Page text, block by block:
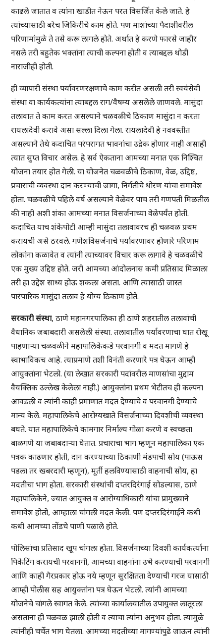
काढले जातात व त्यांना खाडीत नेऊन परत विसर्जित केले जाते. हे
त्यांच्यासाठी बरेच जिकिरीचे काम होते. पण माशांच्या पैदाशीवरील
परिणामांमुळे ते तसे करू लागले होते. अर्थात हे करणे फारसे जाहीर
नसले तरी बहुतेक भक्तांना त्याची कल्पना होती व त्याबद्दल थोडी
नाराजीही होती.
ही व्यापारी संस्था पर्यावरणरक्षणाचे काम करीत असली तरी स्वयंसेवी
संस्था वा कार्यकत्यांना त्याबद्दल राग/वैषम्य असलेले जाणवले. मासुंदा
तलावात ते काम करत असल्याने चळवळीचे ठिकाण मासुंदा न करता
रायलादेवी करावे असा सल्ला दिला गेला. रायलादेवी हे नववस्तीत
असल्याने तेथे कदाचित परंपरागत भावनांचा उद्रेक होणार नाही असाही
त्यात सुप्त विचार असेल. हे सर्व ऐकताना आमच्या मनात एक निश्चित
योजना तयार होत गेली. या योजनेत चळवळीचे ठिकाण, वेळ, उद्दिष्ट,
प्रचाराची व्यवस्था दान करण्याची जागा, निर्गतीचे धोरण यांचा समावेश
होता. चळवळीचे पहिले वर्ष असल्याने वेळेवर पाच तरी गणपती मिळतील
की नाही अशी शंका आमच्या मनात विसर्जनाच्या वेळेपर्यंत होती.
कदाचित याच शंकेपोटी आम्ही मासुंदा तलावावरच ही चळवळ प्रथम
करायची असे ठरवले. गणेशविसर्जनाचे पर्यावरणावर होणारे परिणाम
लोकांना कळावेत व त्यांनी त्याच्यावर विचार करू लागावे हे चळवळीचे
एक मुख्य उद्दिष्ट होते. जरी आमच्या आंदोलनास कमी प्रतिसाद मिळाला
तरी हा उद्देश साध्य होऊ शकला असता. आणि त्यासाठी जास्त
पारंपारिक मासुंदा तलाव हे योग्य ठिकाण होते.
सरकारी संस्था, ठाणे महानगरपालिका ही ठाणे शहरातील तलावांची
वैधानिक जबाबदारी असलेली संस्था. तलावातील पर्यावरणाचा घात रोखू
पाहणाऱ्या चळवळीने महापालिकेकडे परवानगी व मदत मागणे हे
स्वाभाविकच आहे. त्याप्रमाणे तशी विनंती करणारे पत्र घेऊन आम्ही
आयुक्तांना भेटलो. (या लेखात सरकारी पदांवरील माणसांचा मुद्दाम
वैयक्तिक उल्लेख केलेला नाही.) आयुक्तांना प्रथम भेटीतच ही कल्पना
आवडली व त्यांनी काही प्रमाणात मदत देण्याचे व परवानगी देण्याचे
मान्य केले. महापालिकेचे आरोग्यखाते विसर्जनाच्या दिवशीची व्यवस्था
बघते. यात महापालिकेचे कामगार निर्माल्य गोळा करणे व स्वच्छता
बाळगणे या जबाबदाऱ्या घेतात. प्रचाराचा भाग म्हणून महापालिका एक
पत्रक काढणार होती, दान करण्याच्या ठिकाणी मंडपाची सोय (पाऊस
पडला तर खबरदारी म्हणून), मूर्ती हलविण्यासाठी वाहनाची सोय, हा
मदतीचा भाग होता. सरकारी संस्थांची दप्तरदिरंगाई सोडल्यास, ठाणे
महापालिकेने, ज्यात आयुक्त व आरोग्याधिकारी यांचा प्रामुख्याने
समावेश होतो, आम्हाला चांगली मदत केली. पण दप्तरदिरंगाईने कधी
कधी आमच्या तोंडचे पाणी पळाले होते.
पोलिसांचा प्रतिसाद खूप चांगला होता. विसर्जनाच्या दिवशी कार्यकर्त्यांना
पिकेटिंग करायची परवानगी, आमच्या वाहनांना उभे करण्याची परवानगी
आणि काही गैरप्रकार होऊ नये म्हणून सुरक्षितता देण्याची गरज यासाठी
आम्ही पोलीस सह आयुक्तांना पत्र घेऊन भेटलो. त्यांनी आमच्या
योजनेचे चांगले स्वागत केले. त्यांच्या कार्यालयातील उपायुक्त लातूरला
असताना ही चळवळ झाली होती व त्याचा त्यांना अनुभव होता. त्यामुळे
त्यांनीही चर्चेत भाग घेतला. आमच्या मदतीच्या मागण्यांपुढे जाऊन त्यांनी